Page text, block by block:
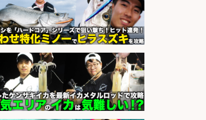
レジ打ち/日払いOK/おさかなの三枚
おろし/新潟県/小千谷市
会社名 株式会社G&G
sponsored by 求人ボックス
さらに求人情報を見る